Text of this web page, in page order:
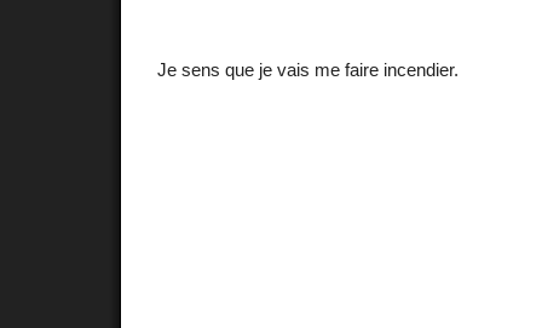
Je sens que je vais me faire incendier.